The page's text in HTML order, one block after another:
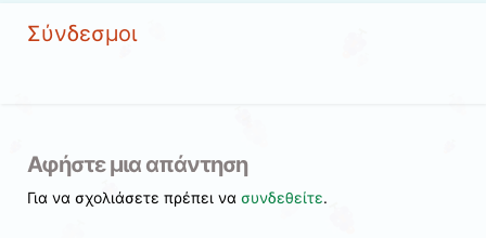
Σύνδεσμοι
Αφήστε μια απάντηση
Για να σχολιάσετε πρέπει νασυνδεθείτε.